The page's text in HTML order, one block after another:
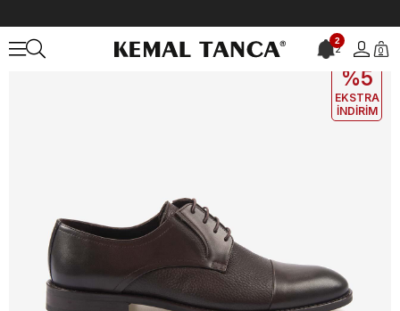
2
2 0
EKLE5
%5
EKSTRA
İNDİRİM